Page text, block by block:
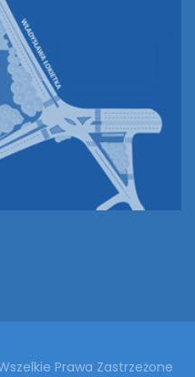
Prawa Zastrzeżone